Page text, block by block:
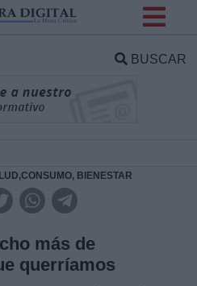
BUSCAR
BIENESTAR
más de
querríamos